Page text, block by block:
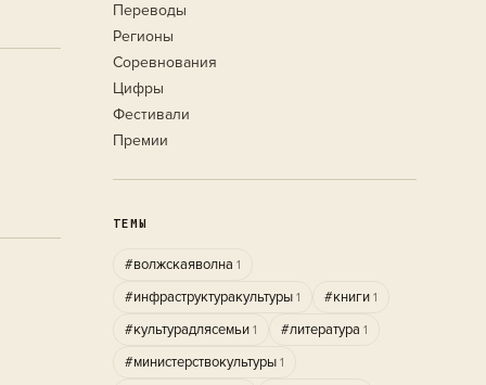
Переводы
Регионы
Соревнования
Цифры
Фестивали
Премии
ТЕМЫ
#волжскаяволна 1
#инфраструктуракультуры 1 #книги 1
#культурадлясемьи 1 #литература 1
#министерствокультуры 1